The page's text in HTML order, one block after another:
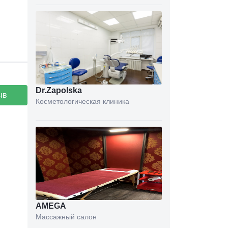
Dr.Zapolska
Косметологическая клиника
AMEGA
Массажный салон